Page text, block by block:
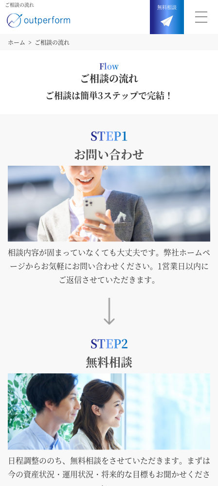
ご相談の流れ 無料相談
ホーム ご相談の流れ
Flow
ご相談の流れ
ご相談は簡単3ステップで完結！
STEP1
お問い合わせ
相談内容が固まっていなくても大丈夫です。弊社ホームペ
ージからお気軽にお問い合わせください。1営業日以内に
ご返信させていただきます。
STEP2
無料相談
日程調整ののち、無料相談をさせていただきます。まずは
今の資産状況・運用状況・将来的な目標もお聞かせくださ